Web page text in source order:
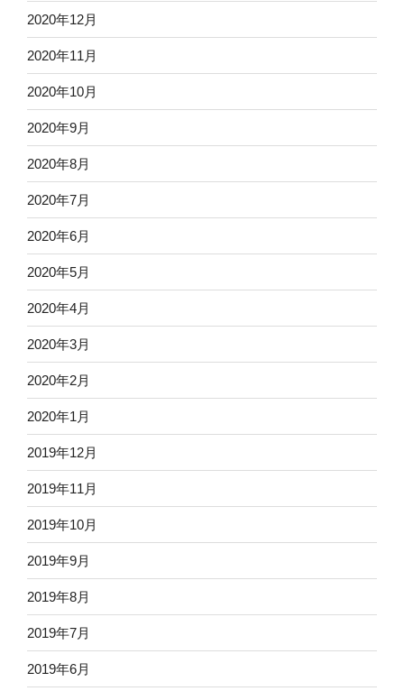
2020年12月
2020年11月
2020年10月
2020年9月
2020年8月
2020年7月
2020年6月
2020年5月
2020年4月
2020年3月
2020年2月
2020年1月
2019年12月
2019年11月
2019年10月
2019年9月
2019年8月
2019年7月
2019年6月